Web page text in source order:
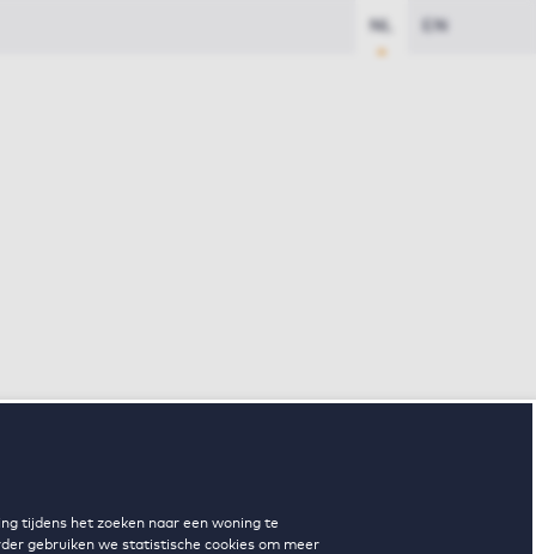
tijdens het zoeken naar een woning te
gebruiken we statistische cookies om meer
NL EN